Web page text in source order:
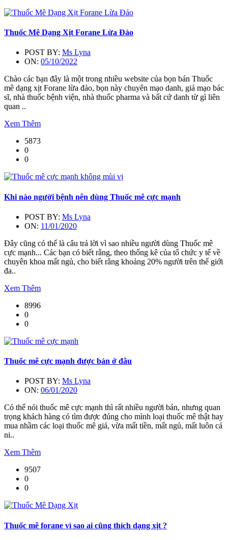
Thuốc Mê Dạng Xịt Forane Lừa Đảo
POST BY: Ms Lyna
ON: 05/10/2022
Chào các bạn đây là một trong nhiều website của bọn bán Thuốc
mê dạng xịt Forane lừa đảo, bọn này chuyên mạo danh, giả mạo bác
sĩ, nhà thuốc bệnh viện, nhà thuốc pharma và bất cứ danh từ gì liên
quan ..
Xem Thêm
5873
0
0
Khi nào người bệnh nên dùng Thuốc mê cực mạnh
POST BY: Ms Lyna
ON: 11/01/2020
Đây cũng có thể là câu trả lời vì sao nhiều người dùng Thuốc mê
cực mạnh... Các bạn có biết rằng, theo thống kê của tổ chức y tế về
chuyên khoa mất ngủ, cho biết rằng khoảng 20% người trên thế giới
đa..
Xem Thêm
8996
0
0
Thuốc mê cực mạnh được bán ở đâu
POST BY: Ms Lyna
ON: 06/01/2020
Có thể nói thuốc mê cực mạnh thì rất nhiều người bán, nhưng quan
trọng khách hàng có tìm được đúng cho mình loại thuốc mê thật hay
mua nhầm các loại thuốc mê giả, vừa mất tiền, mất ngủ, mất luôn cả
ni..
Xem Thêm
9507
0
0
Thuốc mê forane vì sao ai cũng thích dạng xịt ?